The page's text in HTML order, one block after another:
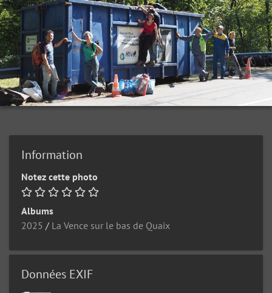
Information
Notez cette photo
Albums
2025 / La Vence sur le bas de Quaix
Données EXIF